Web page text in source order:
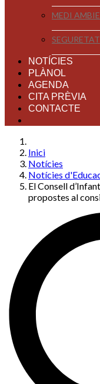
MEDI
SEGURETAT
NOTÍCIES
PLÀNOL
AGENDA
CITA PRÈVIA
CONTACTE
Inici
Notícies
Notícies
El Consell
propostes al